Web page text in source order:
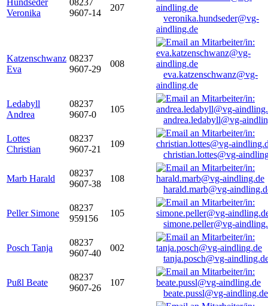
Hundseder
Veronika
08237
9607-14
207
veronika.hundseder@vg-
aindling.de
Katzenschwanz
Eva
08237
9607-29
008
eva.katzenschwanz@vg-
aindling.de
Ledabyll
Andrea
08237
9607-0
105
andrea.ledabyll@vg-
Lottes
Christian
08237
9607-21
109
christian.lottes@vg-
Marb Harald
08237
9607-38
108
harald.marb@vg-
Peller Simone
08237
959156
105
simone.peller@vg-
Posch Tanja
08237
9607-40
002
tanja.posch@vg-
Pußl Beate
08237
9607-26
107
beate.pussl@vg-aindling.de